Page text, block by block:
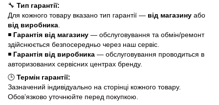
🔧 Тип гарантії:
Для кожного товару вказано тип гарантії — від магазину або
від виробника
◾ Гарантія від магазину — обслуговування та обмін/ремонт
здійснюється безпосередньо через наш сервіс.
◾ Гарантія від виробника — обслуговування проводиться в
авторизованих сервісних центрах бренду.
🕒 Термін гарантії:
Зазначений індивідуально на сторінці кожного товару.
Обов’язково уточнюйте перед покупкою.